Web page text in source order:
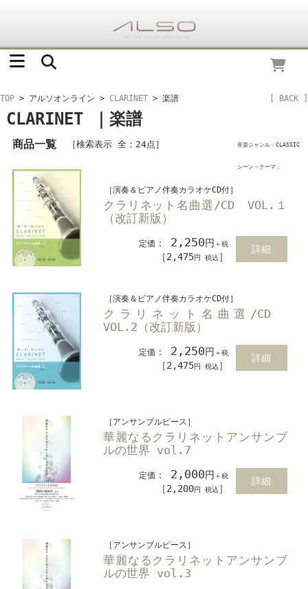
TOP > アルソオンライン > CLARINET > 楽譜 [ BACK ]
CLARINET ｜楽譜
音楽ジャンル：CLASSIC
シーン・テーマ：
商品一覧 ［検索表示 全：24点］
［演奏＆ピアノ伴奏カラオケCD付］
クラリネット名曲選/CD VOL.１
（改訂新版）
定価 ： 2,250円 ＋税
［2,475円 税込 ］
詳細
［演奏＆ピアノ伴奏カラオケCD付］
クラリネット名曲選/CD
VOL.2（改訂新版）
定価 ： 2,250円 ＋税
［2,475円 税込 ］
詳細
［アンサンブルピース］
華麗なるクラリネットアンサンブ
ルの世界 vol.7
定価 ： 2,000円 ＋税
［2,200円 税込 ］
詳細
［アンサンブルピース］
華麗なるクラリネットアンサンブ
ルの世界 vol.3